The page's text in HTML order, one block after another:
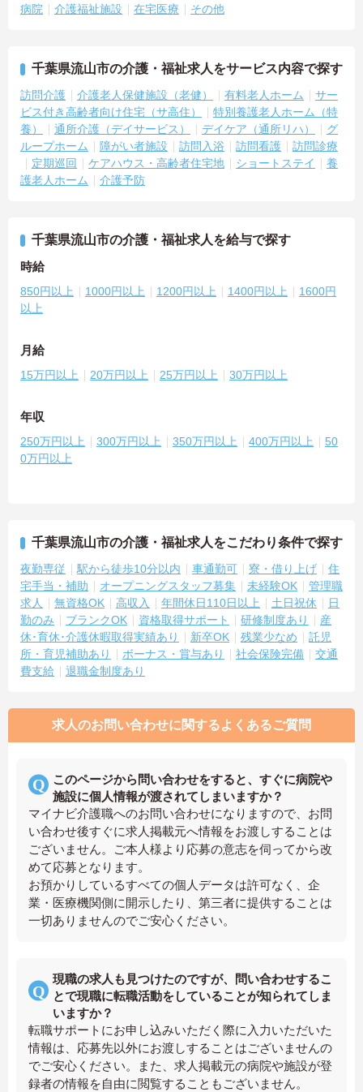
病院 介護福祉施設 在宅医療 その他
千葉県流山市の介護・福祉求人をサービス内容で探す
訪問介護 介護老人保健施設（老健） 有料老人ホーム
サー
ビス付き高齢者向け住宅（サ高住）
特別養護老人ホーム（特
養）
通所介護（デイサービス） デイケア（通所リハ）
グ
ループホーム
障がい者施設 訪問入浴 訪問看護
訪問診療
定期巡回
ケアハウス・高齢者住宅地 ショートステイ
養
護老人ホーム
介護予防
千葉県流山市の介護・福祉求人を給与で探す
時給
850円以上 1000円以上 1200円以上 1400円以上
1600円
以上
月給
15万円以上 20万円以上 25万円以上 30万円以上
年収
250万円以上 300万円以上 350万円以上 400万円以上
50
0万円以上
千葉県流山市の介護・福祉求人をこだわり条件で探す
夜勤専従 駅から徒歩10分以内 車通勤可 寮・借り上げ
住
宅手当・補助
オープニングスタッフ募集 未経験OK
管理職
求人
無資格OK 高収入 年間休日110日以上 土日祝休
日
勤のみ
ブランクOK 資格取得サポート 研修制度あり
産
休･育休･介護休暇取得実績あり
新卒OK 残業少なめ
託児
所・育児補助あり
ボーナス・賞与あり 社会保険完備
交通
費支給
退職金制度あり
求人のお問い合わせに関するよくあるご質問
このページから問い合わせをすると、すぐに病院や
施設に個人情報が渡されてしまいますか？
マイナビ介護職へのお問い合わせになりますので、お問
い合わせ後すぐに求人掲載元へ情報をお渡しすることは
ございません。ご本人様より応募の意志を伺ってから改
めて応募となります。
お預かりしているすべての個人データは許可なく、企
業・医療機関側に開示したり、第三者に提供することは
一切ありませんのでご安心ください。
現職の求人も見つけたのですが、問い合わせするこ
とで現職に転職活動をしていることが知られてしま
いますか？
転職サポートにお申し込みいただく際に入力いただいた
情報は、応募先以外にお渡しすることはございませんの
でご安心ください。また、求人掲載元の病院や施設が登
録者の情報を自由に閲覧することもございません。